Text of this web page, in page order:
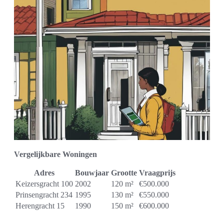
Vergelijkbare Woningen
Adres Bouwjaar Grootte Vraagprijs
Keizersgracht 100 2002 120 m²
€500.000
Prinsengracht 234 1995 130 m²
€550.000
Herengracht 15
1990 150 m² €600.000